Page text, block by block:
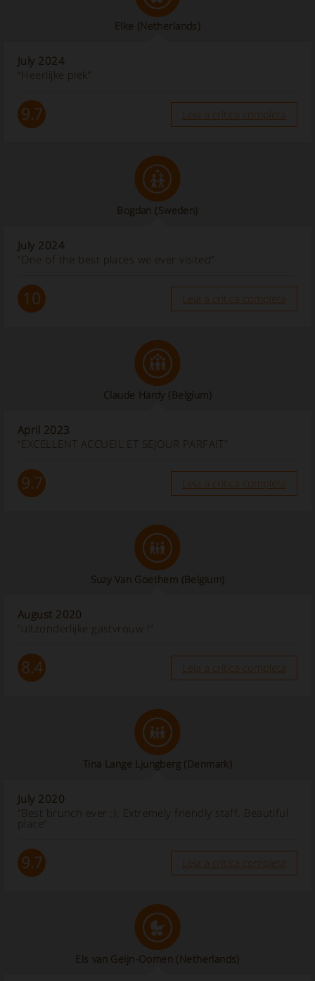
Elke (Netherlands)
July 2024
“Heerlijke plek”
9.7 Leia a crítica completa
Bogdan (Sweden)
July 2024
“One of the best places we ever visited”
10 Leia a crítica completa
Claude Hardy (Belgium)
April 2023
“EXCELLENT ACCUEIL ET SEJOUR PARFAIT”
9.7 Leia a crítica completa
Suzy Van Goethem (Belgium)
August 2020
“uitzonderlijke gastvrouw !”
8.4 Leia a crítica completa
Tina Lange Ljungberg (Denmark)
July 2020
“Best brunch ever :). Extremely friendly staff. Beautiful
place”
9.7 Leia a crítica completa
Els van Geijn-Oomen (Netherlands)